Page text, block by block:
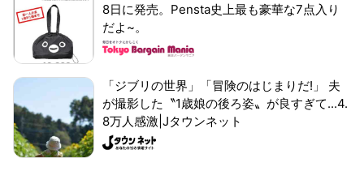
8日に発売。Pensta史上最も豪華な7点入り
だよ~。
「ジブリの世界」「冒険のはじまりだ!」 夫
が撮影した〝1歳娘の後ろ姿〟が良すぎて...4.
8万人感激|Jタウンネット